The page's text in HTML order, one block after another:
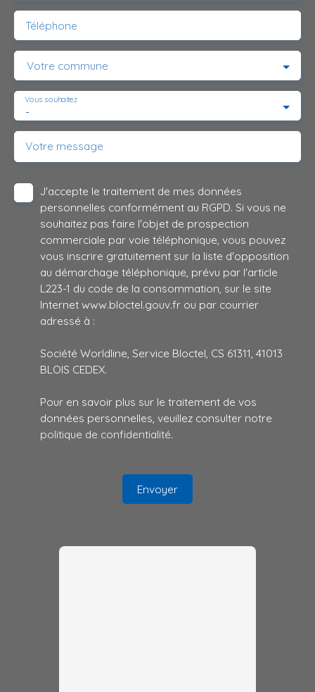
Téléphone
Votre commune
-
Vous souhaitez
Votre message
J'accepte le traitement de mes données
personnelles conformément au RGPD. Si vous ne
souhaitez pas faire l'objet de prospection
commerciale par voie téléphonique, vous pouvez
vous inscrire gratuitement sur la liste d'opposition
au démarchage téléphonique, prévu par l'article
L223-1 du code de la consommation, sur le site
Internet www.bloctel.gouv.fr ou par courrier
adressé à :
Société Worldline, Service Bloctel, CS 61311, 41013
BLOIS CEDEX.
Pour en savoir plus sur le traitement de vos
données personnelles, veuillez consulter notre
politique de confidentialité.
Envoyer